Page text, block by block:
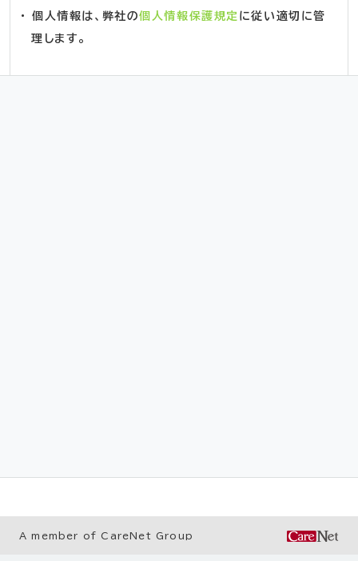
・ 個人情報は、弊社の個人情報保護規定 に従い適切に管
理します。
A member of CareNet Group